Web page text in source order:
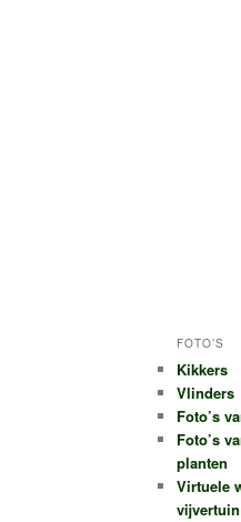
FOTO’S
Kikkers
Vlinders
Foto’s
Foto’s
planten
Virtuele
vijvertuin